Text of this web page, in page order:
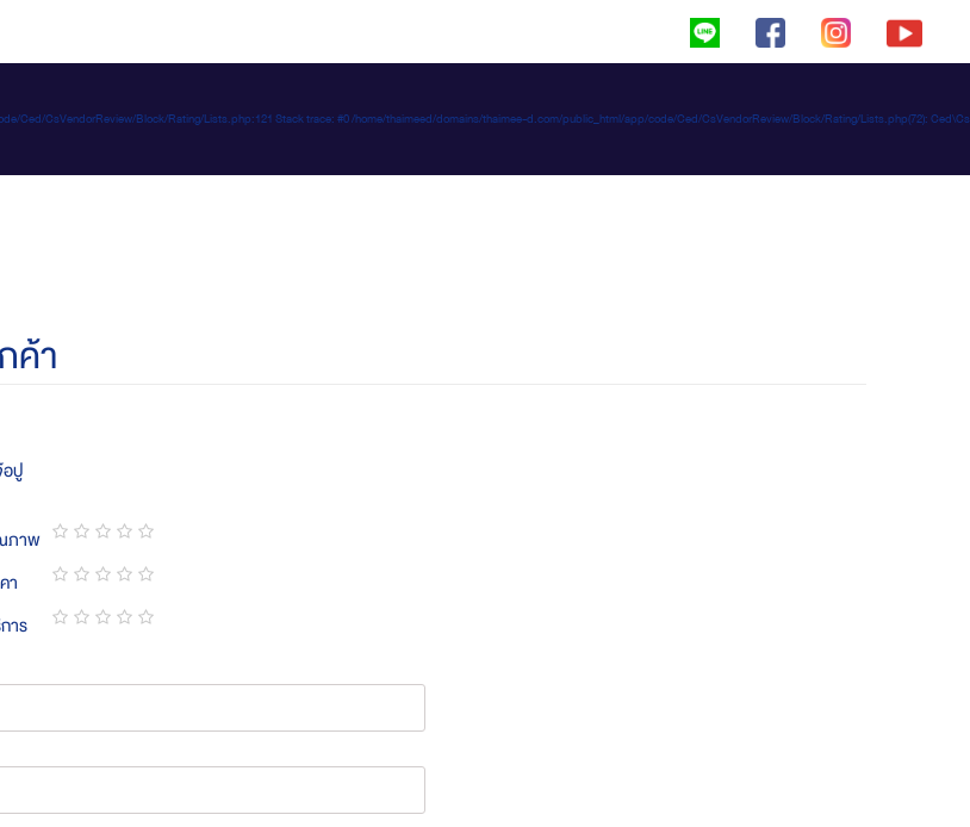
Ced/CsVendorReview/Block/Rating/Lists.php:121 Stack trace: #0 /home/thaimeed/domains/thaimee-d.com/public_html/app/code/Ced/CsVendorReview/Block/Rating/Lists.php(72):
ค้า
อปู
ภาพ
1
star
2
stars
3
stars
4
stars
5
stars
า
1
star
2
stars
3
stars
4
stars
5
stars
าร